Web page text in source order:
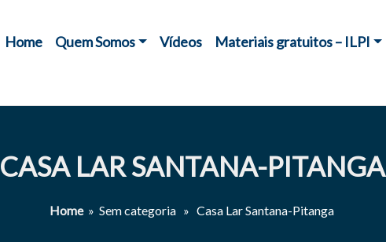
Home Quem Somos Vídeos Materiais gratuitos – ILPI
CASA LAR SANTANA-PITANGA
Home» Sem categoria » Casa Lar Santana-Pitanga